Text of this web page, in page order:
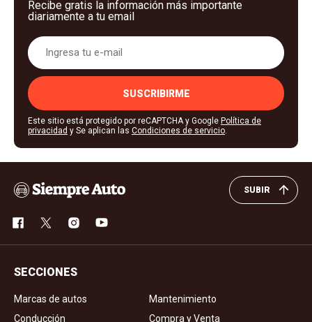
Recibe gratis la información más importante
diariamente a tu email
SUSCRIBIRME
Este sitio está protegido por reCAPTCHA y Google Política de
privacidad y Se aplican las Condiciones de servicio.
SUBIR
SECCIONES
Marcas de autos
Mantenimiento
Conducción
Compra y Venta